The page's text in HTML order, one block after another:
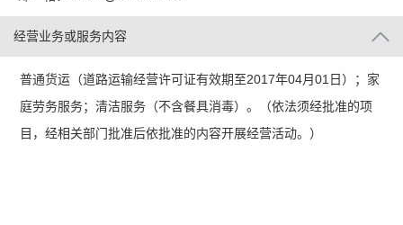
经营业务或服务内容
普通货运（道路运输经营许可证有效期至2017年04月01日）；家
庭劳务服务；清洁服务（不含餐具消毒）。（依法须经批准的项
目，经相关部门批准后依批准的内容开展经营活动。）